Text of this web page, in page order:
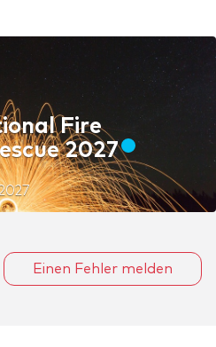
Fire
2027
Einen Fehler melden